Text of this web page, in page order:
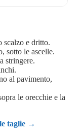
scalzo e dritto.
sotto le ascelle.
stringere.
al pavimento,
le orecchie e la
taglie →